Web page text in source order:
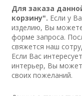
Фасады
покрыты
Функциональная
Тумба может быть
Оформить заказ
по всей России.
Для заказа
корзину". Если у
изделию, Вы
форме запроса.
свяжется наш
Если Вас
интерьер, Вы
своих пожеланий.